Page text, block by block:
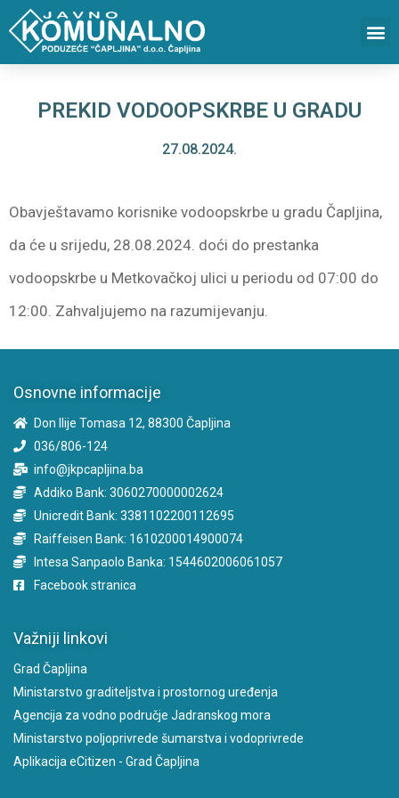
PREKID VODOOPSKRBE U GRADU
27.08.2024.
Obavještavamo korisnike vodoopskrbe u gradu Čapljina,
da će u srijedu, 28.08.2024. doći do prestanka
vodoopskrbe u Metkovačkoj ulici u periodu od 07:00 do
12:00. Zahvaljujemo na razumijevanju.
Osnovne informacije
Don Ilije Tomasa 12, 88300 Čapljina
036/806-124
info@jkpcapljina.ba
Addiko Bank: 3060270000002624
Unicredit Bank: 3381102200112695
Raiffeisen Bank: 1610200014900074
Intesa Sanpaolo Banka: 1544602006061057
Facebook stranica
Važniji linkovi
Grad Čapljina
Ministarstvo graditeljstva i prostornog uređenja
Agencija za vodno područje Jadranskog mora
Ministarstvo poljoprivrede šumarstva i vodoprivrede
Aplikacija eCitizen - Grad Čapljina